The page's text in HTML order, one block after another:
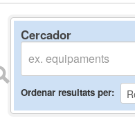
Cercador
Ordenar resultats per